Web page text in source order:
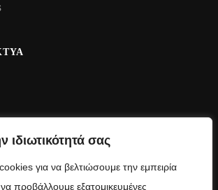
ιδιωτικότητά σας
για να βελτιώσουμε την εμπειρία
προβάλλουμε εξατομικευμένες
– Πέμπτη – Παρασκευή: